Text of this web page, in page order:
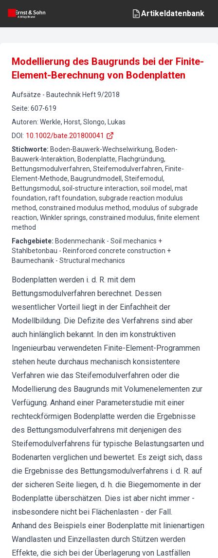
Artikeldatenbank
Modellierung des Baugrunds bei der Finite-
Element-Berechnung von Bodenplatten
Aufsätze - Bautechnik Heft9/2018
Seite: 607-619
Autoren: Werkle, Horst, Slongo, Lukas
DOI : 10.1002/bate.201800041
Stichworte: Boden-Bauwerk-Wechselwirkung, Boden-
Bauwerk-Interaktion, Bodenplatte, Flachgründung,
Bettungsmodulverfahren, Steifemodulverfahren, Finite-
Element-Methode, Baugrundmodell, Steifemodul,
Bettungsmodul, soil-structure interaction, soil model, mat
foundation, raft foundation, subgrade reaction modulus
method, constrained modulus method, modulus of subgrade
reaction, Winkler springs, constrained modulus, finite element
method
Fachgebiete: Bodenmechanik - Soil mechanics +
Stahlbetonbau - Reinforced concrete construction +
Baumechanik - Structural mechanics
Bodenplatten werden i. d. R. mit dem
Bettungsmodulverfahren berechnet. Dessen
wesentlicher Vorteil liegt in der Einfachheit der
Modellbildung. Die Defizite des Verfahrens sind aber
auch hinlänglich bekannt. In den im konstruktiven
Ingenieurbau verwendeten Finite-Element-Programmen
stehen heute durchaus mechanisch konsistentere
Verfahren wie das Steifemodulverfahren oder die
Modellierung des Baugrunds mit Volumenelementen zur
Verfügung. Anhand einer Parameterstudie mit einer
rechteckförmigen Bodenplatte werden die Ergebnisse
des Bettungsmodulverfahrens mit denjenigen des
Steifemodulverfahrens für typische Belastungsarten und
Bodenarten verglichen und bewertet. Es zeigt sich, dass
die Ergebnisse des Bettungsmodulverfahrens i. d. R. auf
der sicheren Seite liegen, d. h. die Biegemomente in der
Bodenplatte überschätzen. Dies ist aber nicht immer -
insbesondere nicht bei Flächenlasten - der Fall.
Anhand des Beispiels einer Bodenplatte mit linienartigen
Wandlasten und Einzellasten durch Stützen werden
Effekte, die sich bei der Überlagerung von Lastfällen